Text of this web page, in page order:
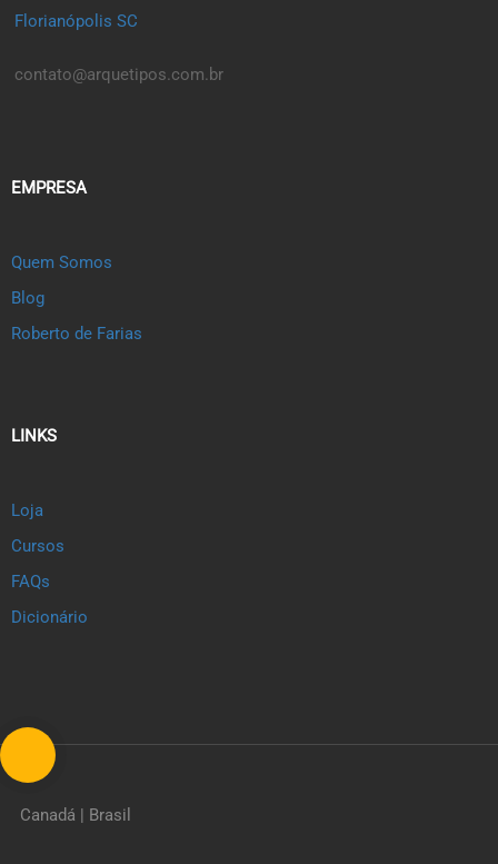
Florianópolis SC
contato@arquetipos.com.br
EMPRESA
Quem Somos
Blog
Roberto de Farias
LINKS
Loja
Cursos
FAQs
Dicionário
Canadá | Brasil